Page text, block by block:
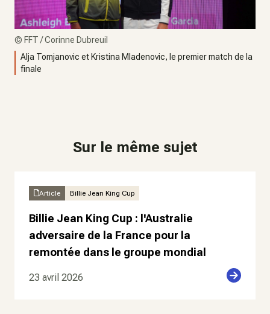
© FFT / Corinne Dubreuil
Alja Tomjanovic et Kristina Mladenovic, le premier match de la
finale
Sur le même sujet
Article Billie Jean King Cup
Billie Jean King Cup : l'Australie
adversaire de la France pour la
remontée dans le groupe mondial
23 avril 2026